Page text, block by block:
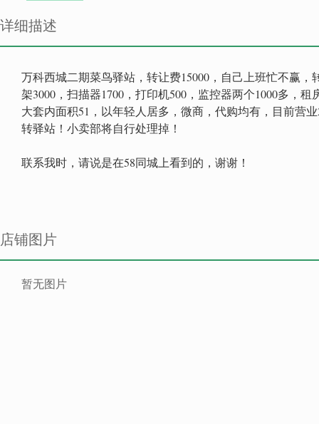
详细描述
万科西城二期菜鸟驿站，转让费15000，自己上班忙不赢
架3000，扫描器1700，打印机500，监控器两个1000多，
大套内面积51，以年轻人居多，微商，代购均有，目前营
转驿站！小卖部将自行处理掉！
联系我时，请说是在58同城上看到的，谢谢！
店铺图片
暂无图片